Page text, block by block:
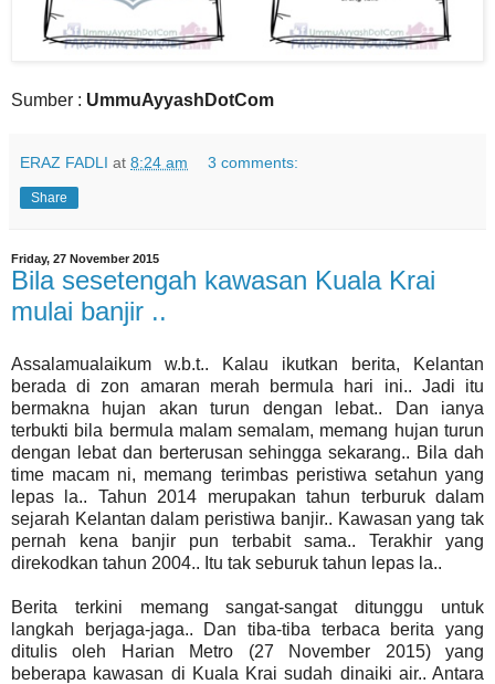
Sumber : UmmuAyyashDotCom
ERAZ FADLI at 8:24 am 3 comments:
Share
Friday, 27 November 2015
Bila sesetengah kawasan Kuala Krai
mulai banjir ..
Assalamualaikum w.b.t.. Kalau ikutkan berita, Kelantan
berada di zon amaran merah bermula hari ini.. Jadi itu
bermakna hujan akan turun dengan lebat.. Dan ianya
terbukti bila bermula malam semalam, memang hujan turun
dengan lebat dan berterusan sehingga sekarang.. Bila dah
time macam ni, memang terimbas peristiwa setahun yang
lepas la.. Tahun 2014 merupakan tahun terburuk dalam
sejarah Kelantan dalam peristiwa banjir.. Kawasan yang tak
pernah kena banjir pun terbabit sama.. Terakhir yang
direkodkan tahun 2004.. Itu tak seburuk tahun lepas la..
Berita terkini memang sangat-sangat ditunggu untuk
langkah berjaga-jaga.. Dan tiba-tiba terbaca berita yang
ditulis oleh Harian Metro (27 November 2015) yang
beberapa kawasan di Kuala Krai sudah dinaiki air.. Antara